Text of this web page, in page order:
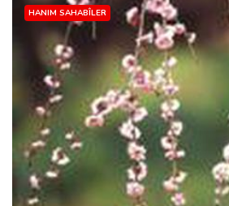
HANIM SAHABÎLER